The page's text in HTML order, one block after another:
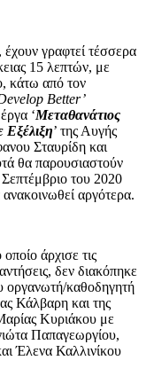
γραφτεί τέσσερα
15 λεπτών, με
κάτω από τον
Better’
‘Μεταθανάτιος
Εξέλιξη’ της Αυγής
Σταυρίδη και
θα παρουσιαστούν
του 2020
αργότερα.
άρχισε τις
δεν διακόπηκε
οργανωτή/καθοδηγητή
Κάλβαρη και της
Κυριάκου με
Παπαγεωργίου,
Έλενα Καλλινίκου